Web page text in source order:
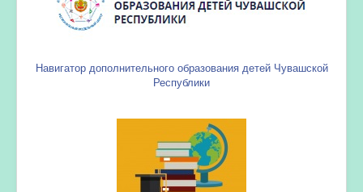
Навигатор дополнительного образования детей Чувашской
Республики